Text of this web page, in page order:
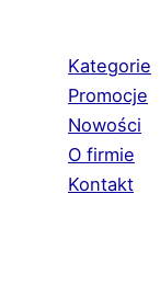
Kategorie
Promocje
Nowości
O firmie
Kontakt